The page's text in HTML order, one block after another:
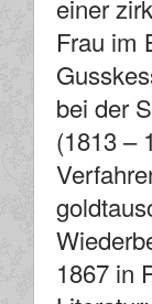
einer
Frau im
bei der
(1813 –
1867 in